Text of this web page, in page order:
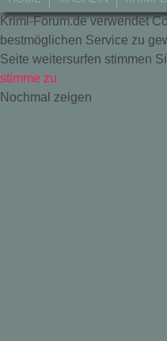
Krimi-Forum.de verwendet
bestmöglichen Service zu
Seite weitersurfen stimmen
stimme zu
Nochmal zeigen